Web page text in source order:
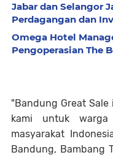
Jabar dan Selangor
Perdagangan dan
Omega Hotel
Pengoperasian The
"Bandung Great
kami untuk
masyarakat
Bandung, Bambang